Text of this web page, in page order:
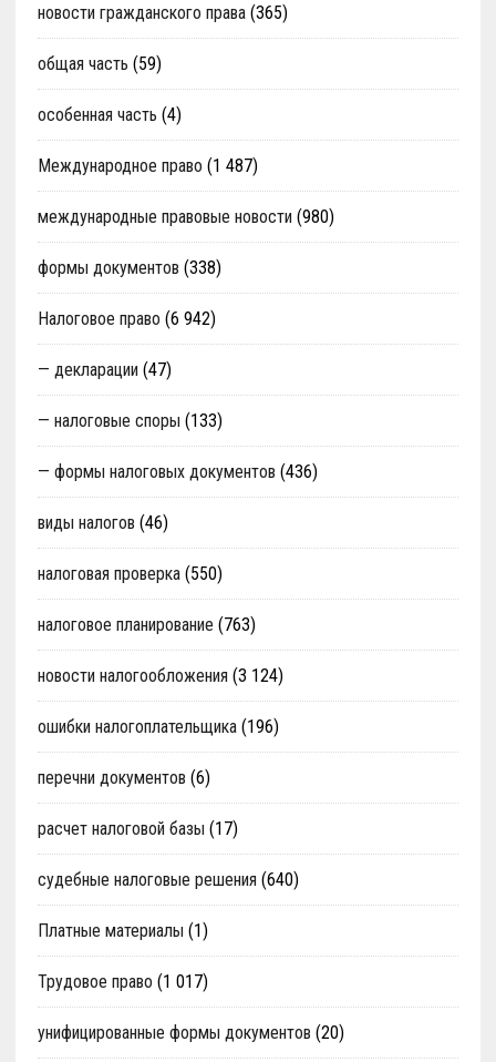
новости гражданского права(365)
общая часть (59)
особенная часть (4)
Международное право (1 487)
международные правовые новости (980)
формы документов (338)
Налоговое право (6 942)
— декларации (47)
— налоговые споры (133)
— формы налоговых документов (436)
виды налогов (46)
налоговая проверка(550)
налоговое планирование (763)
новости налогообложения (3 124)
ошибки налогоплательщика(196)
перечни документов (6)
расчет налоговой базы (17)
судебные налоговые решения (640)
Платные материалы (1)
Трудовое право (1 017)
унифицированные формы документов (20)